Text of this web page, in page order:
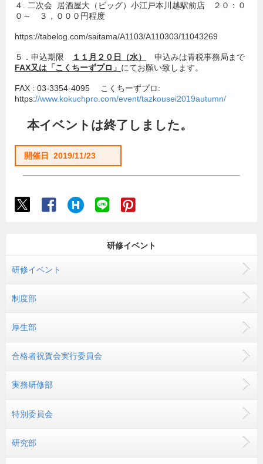
４. 二次会 居酒屋大（ビッグ）小江戸本川越駅前店 ２０：０
０～ ３，０００円程度
https://tabelog.com/saitama/A1103/A110303/11043269
５．申込期限 １１月２０日（水）
申込みは青税事務局まで
FAX又は「こくちーずプロ」 にてお願い致します。
FAX : 03-3354-4095 こくちーずプロ:
https://www.kokuchpro.com/event/tazkousei2019autumn/
本イベントは終了しました。
開催日 2019/11/23
研修イベント
研修イベント
制度部
厚生部
合格者祝賀会実行委員会
実務研修部
特別委員会
研究部